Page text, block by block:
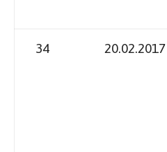
34 20.02.2017